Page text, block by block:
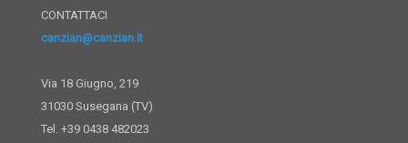
CONTATTACI
canzian@canzian.it
Via 18 Giugno, 219
31030 Susegana (TV)
Tel. +39 0438 482023